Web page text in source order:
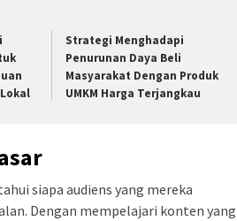
Strategi Menghadapi
Penurunan Daya Beli
Masyarakat Dengan Produk
UMKM Harga Terjangkau
siapa audiens yang mereka
Dengan mempelajari konten yang